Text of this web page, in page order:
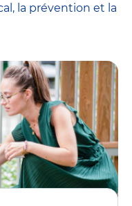
la prévention et la